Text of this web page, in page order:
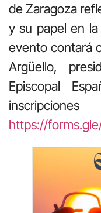
de Zaragoza
y su papel en
evento contará
Argüello,
Episcopal
https://